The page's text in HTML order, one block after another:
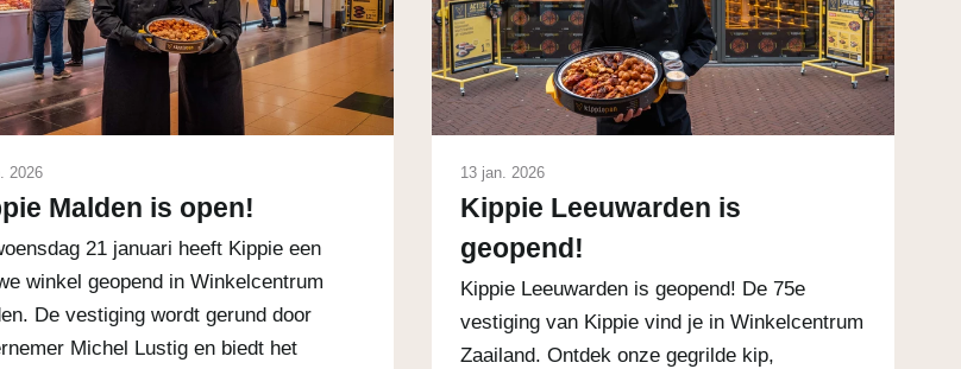
2026
Malden is open!
21 januari heeft Kippie een
winkel geopend in Winkelcentrum
De vestiging wordt gerund door
Michel Lustig en biedt het
13 jan. 2026
Kippie Leeuwarden is
geopend!
Kippie Leeuwarden is geopend! De 75e
vestiging van Kippie vind je in Winkelcentrum
Zaailand. Ontdek onze gegrilde kip,